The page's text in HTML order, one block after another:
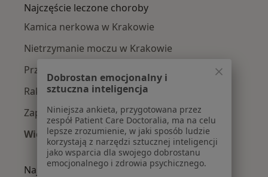
Najczęście leczone choroby
Kamica nerkowa w Krakowie
Nietrzymanie moczu w Krakowie
Przerost prostaty w Krakowie
Rak pęcherza moczowego w Krakowie
Zapalenie prostaty w Krakowie
Więcej (15)
Więcej w kategorii: Najczęście leczone
Najpopularniejsze ubezpieczenia
Dobrostan emocjonalny i
sztuczna inteligencja
Niniejsza ankieta, przygotowana przez
zespół Patient Care Doctoralia, ma na celu
lepsze zrozumienie, w jaki sposób ludzie
korzystają z narzędzi sztucznej inteligencji
jako wsparcia dla swojego dobrostanu
emocjonalnego i zdrowia psychicznego.